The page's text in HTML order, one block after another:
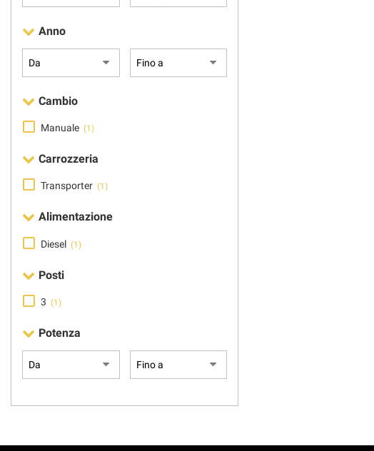
Anno
Cambio
Manuale (1)
Carrozzeria
Transporter (1)
Alimentazione
Diesel (1)
Posti
3 (1)
Potenza